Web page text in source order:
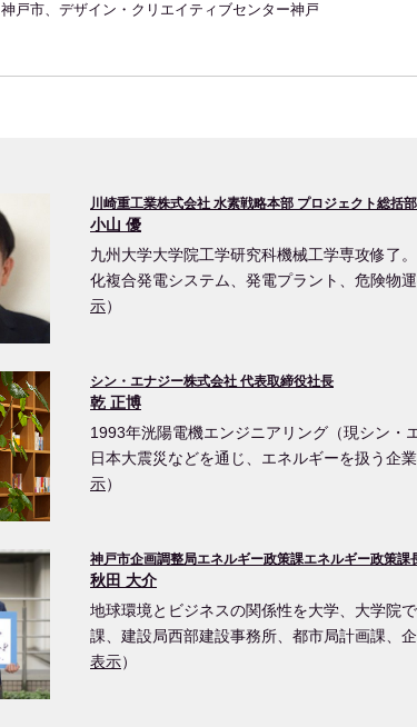
神戸市、デザイン・クリエイティブセンター神戸
川崎重工業株式会社 水素戦略本部 プロジェクト総括
小山 優
九州大学大学院工学研究科機械工学専攻修了
化複合発電システム、発電プラント、危険物
示）
シン・エナジー株式会社 代表取締役社長
乾 正博
1993年洸陽電機エンジニアリング（現シン・
日本大震災などを通じ、エネルギーを扱う企
示）
神戸市企画調整局エネルギー政策課エネルギー政策課
秋田 大介
地球環境とビジネスの関係性を大学、大学院
課、建設局西部建設事務所、都市局計画課、
表示）